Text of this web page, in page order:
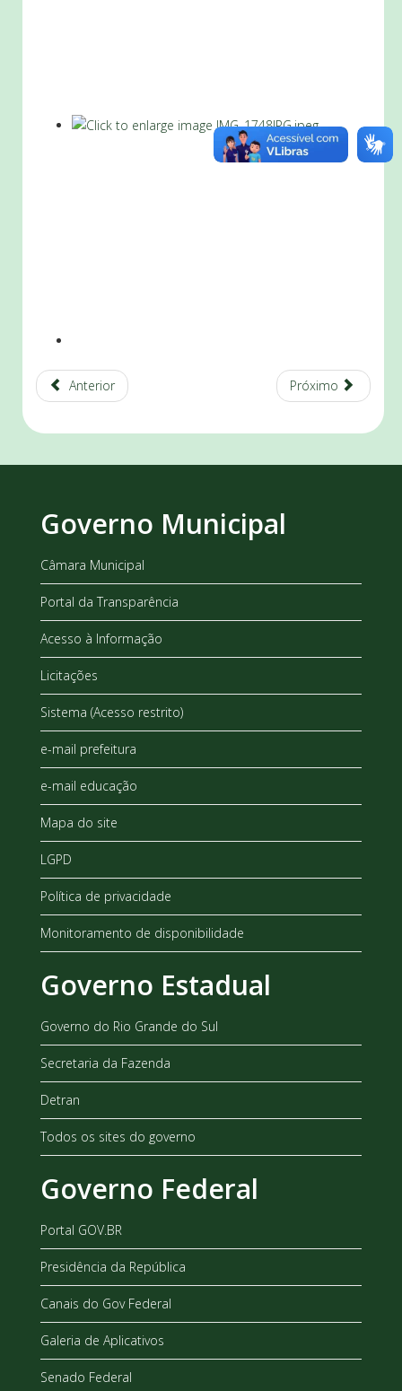
Anterior Próximo
Governo Municipal
Câmara Municipal
Portal da Transparência
Acesso à Informação
Licitações
Sistema (Acesso restrito)
e-mail prefeitura
e-mail educação
Mapa do site
LGPD
Política de privacidade
Monitoramento de disponibilidade
Governo Estadual
Governo do Rio Grande do Sul
Secretaria da Fazenda
Detran
Todos os sites do governo
Governo Federal
Portal GOV.BR
Presidência da República
Canais do Gov Federal
Galeria de Aplicativos
Senado Federal